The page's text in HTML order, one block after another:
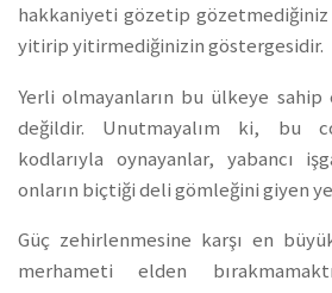
hakkaniyeti gözetip
yitirip yitirmediğinizin göstergesidir.
Yerli olmayanların bu ülkeye sahip
değildir. Unutmayalım ki, bu
kodlarıyla oynayanlar, yabancı
onların biçtiği deli gömleğini giyen
Güç zehirlenmesine karşı en
merhameti elden